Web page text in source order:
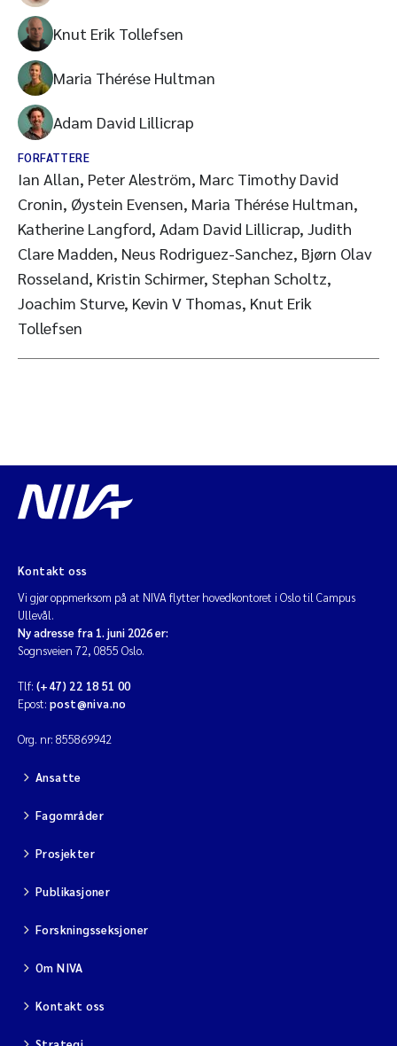
Knut Erik Tollefsen
Maria Thérése Hultman
Adam David Lillicrap
FORFATTERE
Ian Allan, Peter Aleström, Marc Timothy David
Cronin, Øystein Evensen, Maria Thérése Hultman,
Katherine Langford, Adam David Lillicrap, Judith
Clare Madden, Neus Rodriguez-Sanchez, Bjørn Olav
Rosseland, Kristin Schirmer, Stephan Scholtz,
Joachim Sturve, Kevin V Thomas, Knut Erik
Tollefsen
Kontakt oss
Vi gjør oppmerksom på at NIVA flytter hovedkontoret i Oslo til Campus
Ullevål.
Ny adresse fra 1. juni 2026 er:
Sognsveien 72, 0855 Oslo.
Tlf: (+47) 22 18 51 00
Epost: post@niva.no
Org. nr: 855869942
Ansatte
Fagområder
Prosjekter
Publikasjoner
Forskningsseksjoner
Om NIVA
Kontakt oss